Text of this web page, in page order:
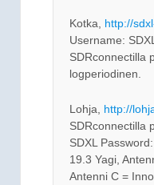
Kotka, http://
Username:
SDRconnectilla
logperiodinen.
Lohja, http://
SDRconnectilla
SDXL
19.3 Yagi,
Antenni C =